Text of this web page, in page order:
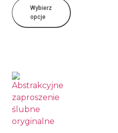
Wybierz
opcje